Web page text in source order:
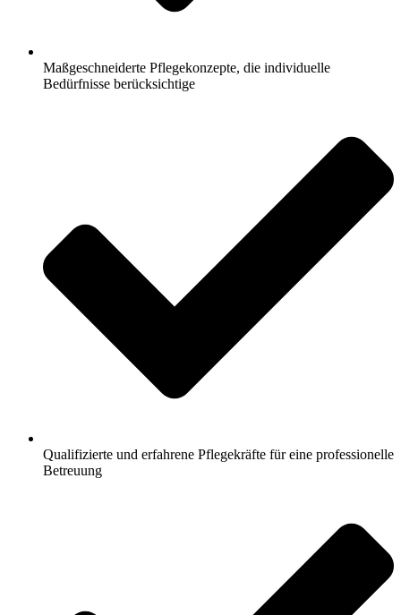
Maßgeschneiderte Pflegekonzepte, die individuelle
Bedürfnisse berücksichtige
Qualifizierte und erfahrene Pflegekräfte für eine professionelle
Betreuung